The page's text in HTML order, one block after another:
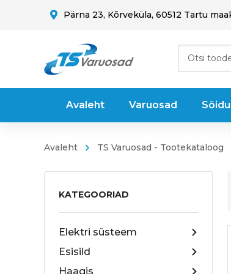
Pärna 23, Kõrveküla, 60512 Tartu
Avaleht Varuosad
Avaleht TS Varuosad - Tootekataloog
KATEGOORIAD
Elektri süsteem
Esisild
Haagis